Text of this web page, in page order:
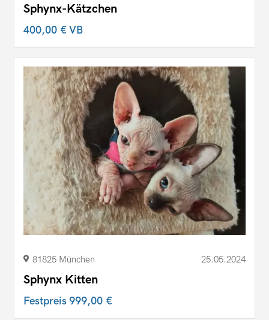
Sphynx-Kätzchen
400,00 €VB
81825 München 25.05.2024
Sphynx Kitten
Festpreis999,00 €